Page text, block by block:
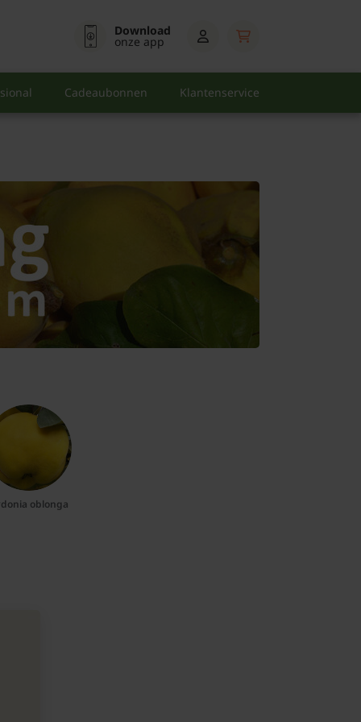
Download
onze app
Cadeaubonnen Klantenservice
oblonga